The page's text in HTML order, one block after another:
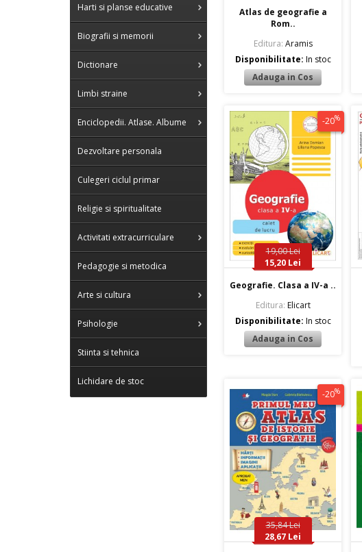
Harti si planse educative
Biografii si memorii
Dictionare
Limbi straine
Enciclopedii. Atlase. Albume
Dezvoltare personala
Culegeri ciclul primar
Religie si spiritualitate
Activitati extracurriculare
Pedagogie si metodica
Arte si cultura
Psihologie
Stiinta si tehnica
Lichidare de stoc
Atlas de geografie a
Rom..
Editura: Aramis
Disponibilitate: In stoc
-20%
19,00 Lei
15,20 Lei
Geografie. Clasa a IV-a ..
Editura: Elicart
Disponibilitate: In stoc
-20%
35,84 Lei
28,67 Lei